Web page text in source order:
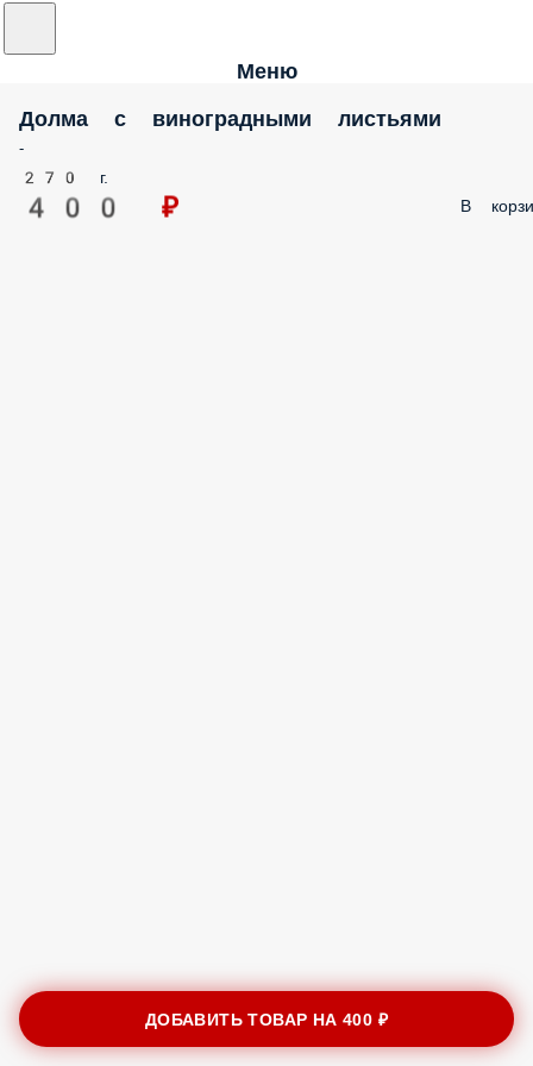
Меню
Долма с виноградными листьями
-
270 г.
400 ₽ В
ДОБАВИТЬ ТОВАР НА400 ₽